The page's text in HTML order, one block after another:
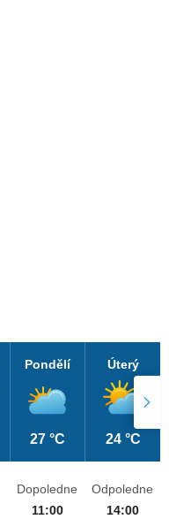
Pondělí
27 °C
Úterý
24 °C
Dopoledne
11:00
Odpoledne
14:00